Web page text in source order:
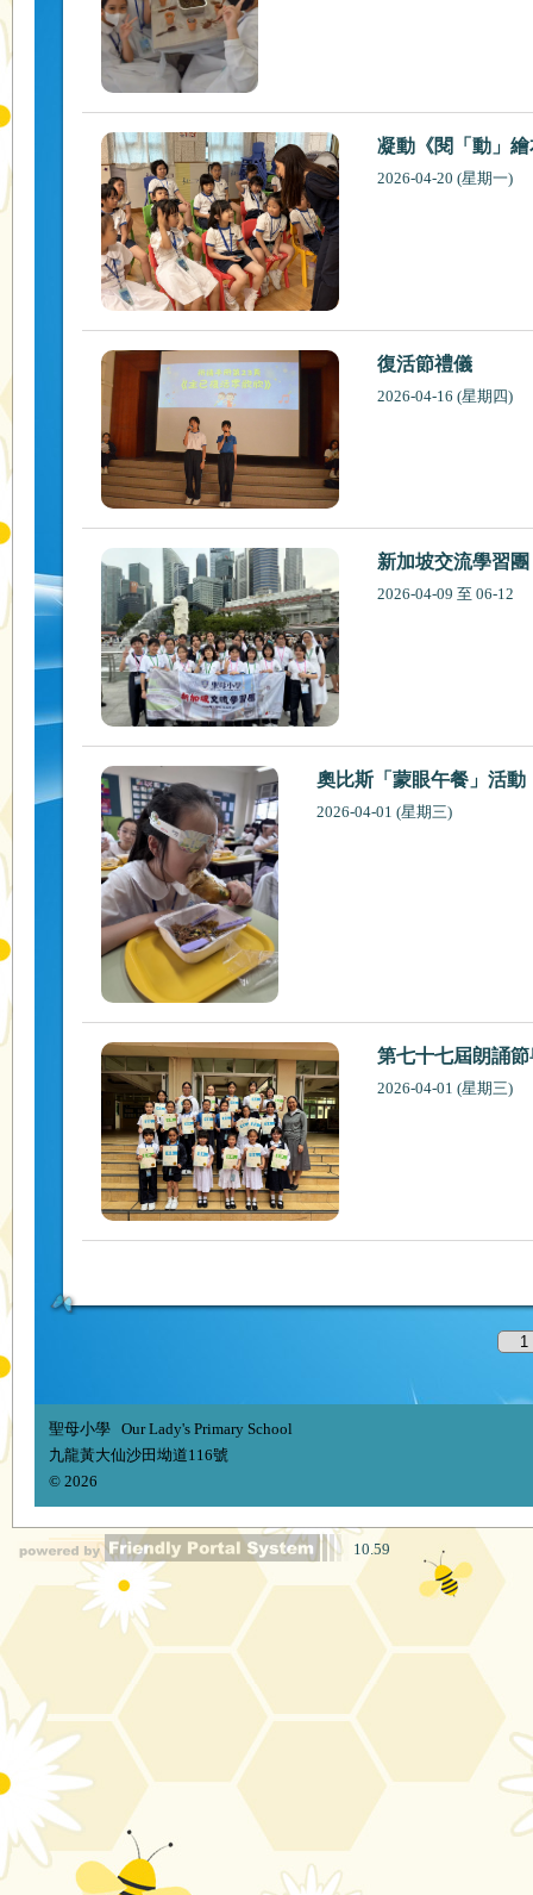
凝動《閱「動」
2026-04-20 (星期一)
復活節禮儀
2026-04-16 (星期四)
新加坡交流學習團
2026-04-09 至 06-12
奧比斯「蒙眼午餐」活動
2026-04-01 (星期三)
第七十七屆朗誦
2026-04-01 (星期三)
聖母小學 Our Lady's Primary School
九龍黃大仙沙田坳道116號
© 2026
10.59